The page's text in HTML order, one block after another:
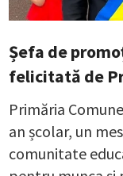
Șefa de
felicitată de
Primăria
an școlar, un
comunitate